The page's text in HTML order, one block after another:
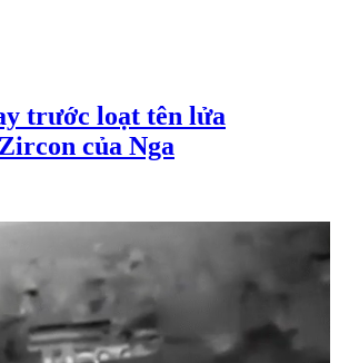
trước loạt tên lửa
của Nga